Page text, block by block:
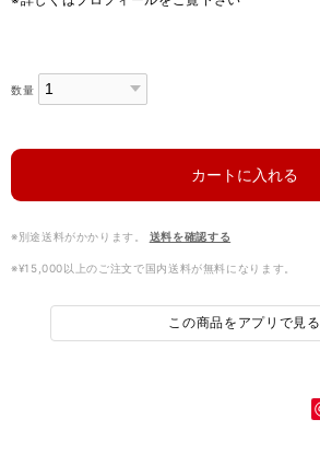
数量
カートに入れる
※別途送料がかかります。 送料を確認する
※¥15,000以上のご注文で国内送料が無料になります。
この商品をアプリで見る